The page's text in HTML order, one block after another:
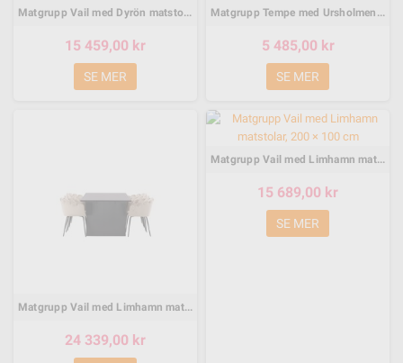
Matgrupp Vail med Dyrön matstolar, 200 × 100 cm
15 459,00 kr
SE MER
Matgrupp Tempe med Ursholmen matstolar, 80 × 80 cm
5 485,00 kr
SE MER
Matgrupp Vail med Limhamn matstolar, 200 × 100 cm
24 339,00 kr
Matgrupp Vail med Limhamn matstolar, 200 × 100 cm
15 689,00 kr
SE MER